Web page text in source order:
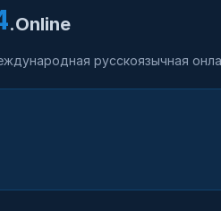
.Online
русскоязычная